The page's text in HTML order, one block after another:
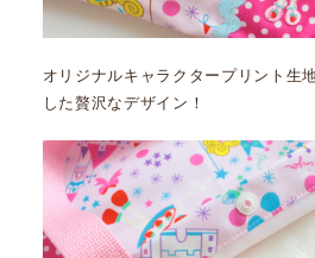
オリジナルキャラクタープリント生
した贅沢なデザイン！